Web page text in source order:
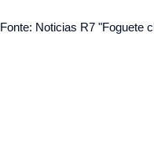
Fonte: Noticias R7 "Foguete